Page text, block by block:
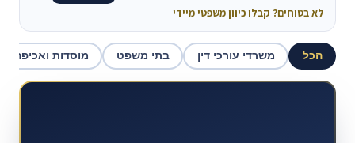
לא בטוחים? קבלו כיוון משפטי מיידי
הכל משרדי עורכי דין בתי משפט מוסדות ואכיפה